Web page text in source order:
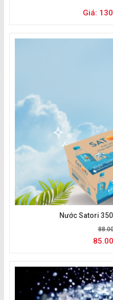
LIÊN HỆ ĐẶT NƯỚC: 0933
Giá:
Nước Satori